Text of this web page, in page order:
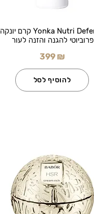
Yonka Nutri Defense קרם יונקה
פרוביוטי להגנה והזנה לעור
399 ₪
להוסיף לסל